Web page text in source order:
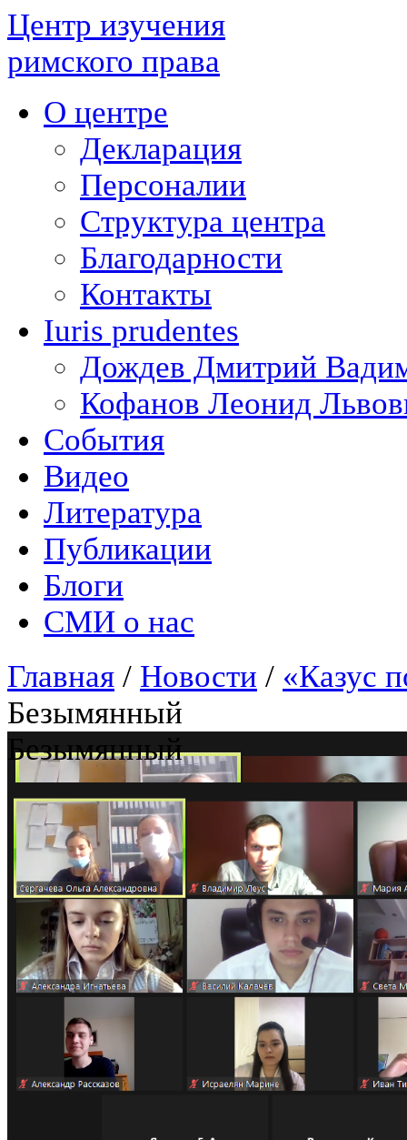
Центр изучения
римского права
О центре
Декларация
Персоналии
Структура центра
Благодарности
Контакты
Iuris prudentes
Дождев Дмитрий
Кофанов Леонид
События
Видео
Литература
Публикации
Блоги
СМИ о нас
Главная / Новости / «Казус
Безымянный
Безымянный